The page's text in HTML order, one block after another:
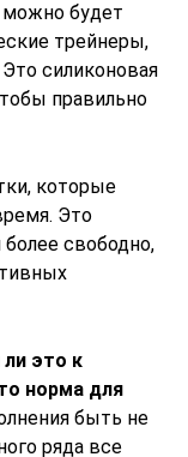
будет
трейнеры,
силиконовая
правильно
которые
Это
свободно,
это к
норма для
быть не
ряда все